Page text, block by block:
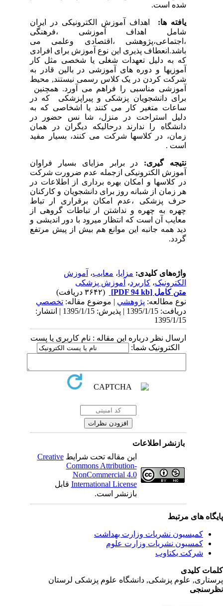
شده است.
یافته ها:اهداف آموزش الکترونیکی در ایران
شامل اهداف آموزشی ،فرهنگی
،اجتماعی،پژوهشی ،اقتصادی وعلمی می
باشد.انعطاف پذیری این نوع آموزش برای افرادی
که به دلیل تعهدات شغلی یا شخصی مثل کار
آموزیها و دوره های آموزشی در بالین قادر به
شرکت کردن در یک کلاس رسمی نیستند, محیط
آموزشی مناسبی را فراهم می آورد. همچنین
برای دانشجویان پزشکی و پیراپزشکی که در
ساعات متغیر کار می کنند یا اشخاصی که به
دلیل استراحت در منزل، شا نس حضور در
دانشگاه را ندارند درحالیکه دیگران در همان
زمان، در کلاسها شرکت می کنند، بسیار مفید
است .
نتیجه گیری:در برابر مزایای بسیار فراوان
آموزش الکترونیکی ازجمله عدم ضرورت شرکت
در کلاسها و امکان بهره برداری از اطلاعات در
هر زمان از شبانه روز برای دانشجویان و کارکنان
حرف پزشکی ،عدم امکان برقراری ار تباط
چهره به چهره و نداشتن ار تباطات گروهی از
معایب آن است که انتظار میرود با دور اندیشی و
دید همه جانبه این موانع هم بیش از پیش مرتفع
گردد.
واژه‌های کلیدی:مزایا ،معایب،آموزش
الکترونیک،کاربرد ،آموزش پزشکی
متن کامل[PDF 94 kb]
نوع مطالعه:پژوهشي| موضوع مقاله:تخصصي
دریافت: 1395/1/15 | پذیرش: 1395/1/15 | انتشار:
1395/1/15
ارسال نظر درباره این مقاله : نام کاربری یا پست
الکترونیک شما:
بازنشر اطلاعات
این مقاله تحت شرایطCreative
Commons Attribution-
NonCommercial 4.0
International Licenseقابل
بازنشر است.
های مرتبط
کمیسیون نشریات وزارت بهداشت
کمسیون نشریات وزارت علوم
شرکت یکتاوب
کلیدی
علوم پزشکی, دانشگاه علوم پزشکی لرستان